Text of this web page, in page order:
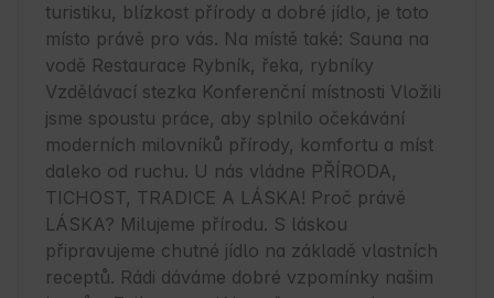
turistiku, blízkost přírody a dobré jídlo, je toto
místo právě pro vás. Na místě také: Sauna na
vodě Restaurace Rybník, řeka, rybníky
Vzdělávací stezka Konferenční místnosti Vložili
jsme spoustu práce, aby splnilo očekávání
moderních milovníků přírody, komfortu a míst
daleko od ruchu. U nás vládne PŘÍRODA,
TICHOST, TRADICE A LÁSKA! Proč právě
LÁSKA? Milujeme přírodu. S láskou
připravujeme chutné jídlo na základě vlastních
receptů. Rádi dáváme dobré vzpomínky našim